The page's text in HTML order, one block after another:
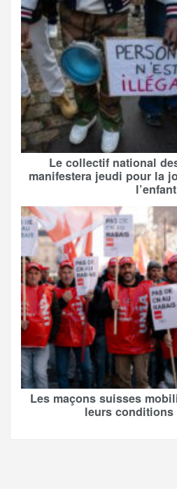
Le collectif national
manifestera jeudi pour la
l’enfant
Les maçons suisses
leurs conditions